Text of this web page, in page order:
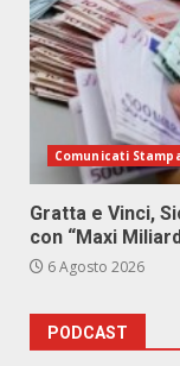
Comunicati
Gratta e Vinci,
con “Maxi
6 Agosto 2026
PODCAST